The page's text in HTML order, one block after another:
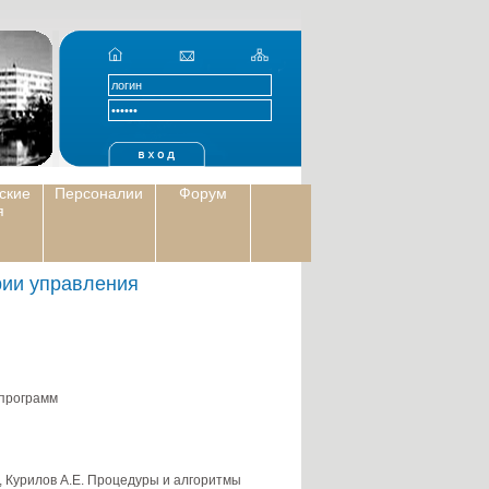
Персоналии Форум
управления
А.Е. Процедуры и алгоритмы